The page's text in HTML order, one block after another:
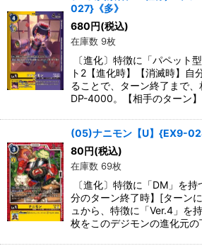
027}《多》
680円(税込)
在庫数 9枚
〔進化〕特徴に「パペット
ト2【進化時】【消滅時】自
ることで、ターン終了まで
DP-4000。【相手のターン
(05)ナニモン【U】{EX9-
80円(税込)
在庫数 69枚
〔進化〕特徴に「DM」を
分のターン終了時】[ターン
ュから、特徴に「Ver.4」を
枚をこのデジモンの進化元